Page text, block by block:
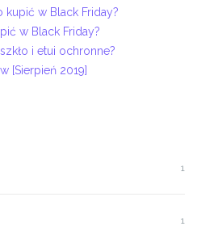
kupić w Black Friday?
w Black Friday?
i etui ochronne?
[Sierpień 2019]
1
1